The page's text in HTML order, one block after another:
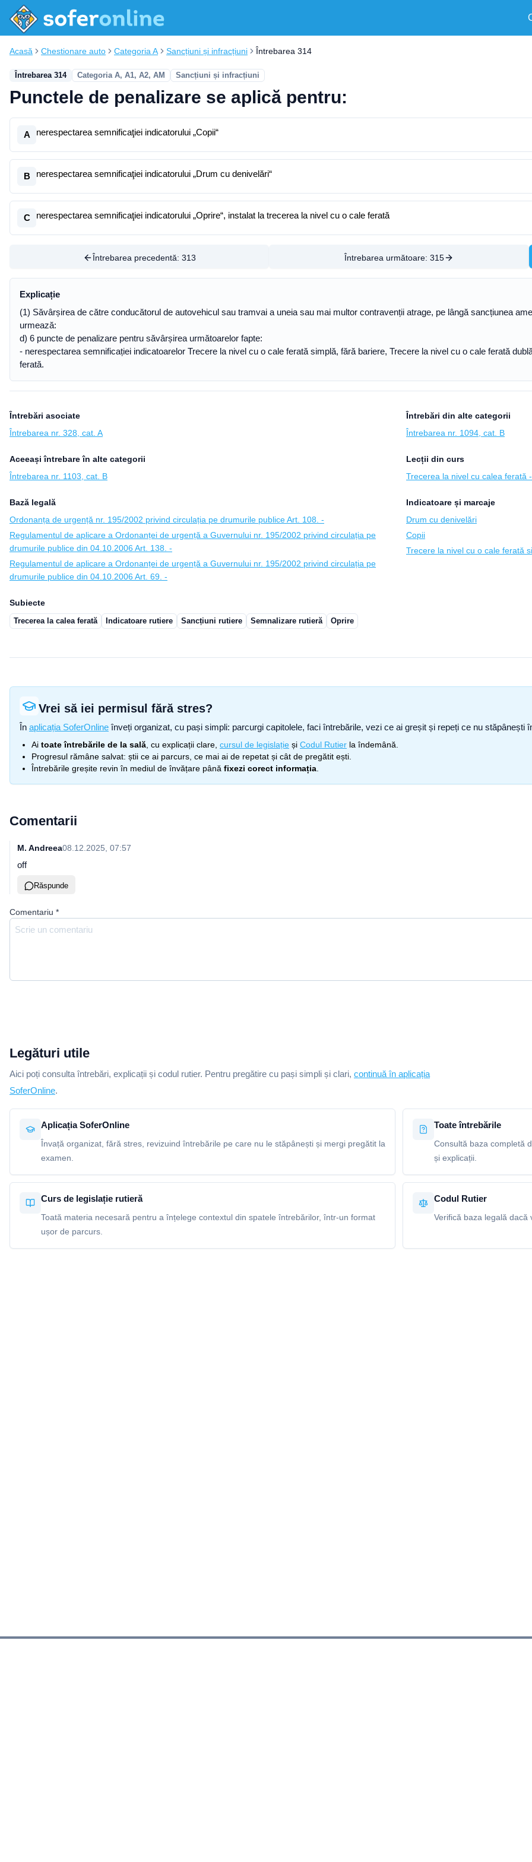
Acasă Chestionare auto Categoria A Sancțiuni și infracțiuni Întrebarea 314
Întrebarea 314 Categoria A, A1, A2, AM Sancțiuni și infracțiuni
Punctele de penalizare se aplică pentru:
A nerespectarea semnificaţiei indicatorului „Copii“
B nerespectarea semnificaţiei indicatorului „Drum cu denivelări“
C nerespectarea semnificaţiei indicatorului „Oprire“, instalat la trecerea la nivel cu o cale ferată
Întrebarea precedentă: 313 Întrebarea următoare: 315
Explicație
(1) Săvârșirea de către conducătorul de autovehicul sau tramvai a uneia sau mai multor contravenții atrage, pe lângă sancțiunea
urmează:
d) 6 puncte de penalizare pentru săvârșirea următoarelor fapte:
- nerespectarea semnificației indicatoarelor Trecere la nivel cu o cale ferată simplă, fără bariere, Trecere la nivel cu o cale ferată
ferată.
Întrebări asociate
Întrebarea nr. 328, cat. A
Întrebări din alte categorii
Întrebarea nr. 1094, cat. B
Aceeași întrebare în alte categorii
Întrebarea nr. 1103, cat. B
Lecții din curs
Trecerea la nivel cu calea ferată
Bază legală
Ordonanța de urgență nr. 195/2002 privind circulația pe drumurile publice Art. 108. -
Regulamentul de aplicare a Ordonanței de urgență a Guvernului nr. 195/2002 privind circulația pe
drumurile publice din 04.10.2006 Art. 138. -
Regulamentul de aplicare a Ordonanței de urgență a Guvernului nr. 195/2002 privind circulația pe
drumurile publice din 04.10.2006 Art. 69. -
Indicatoare și marcaje
Drum cu denivelări
Copii
Trecere la nivel cu o cale ferată
Subiecte
Trecerea la calea ferată Indicatoare rutiere Sancțiuni rutiere Semnalizare rutieră Oprire
Vrei să iei permisul fără stres?
În aplicația SoferOnline înveți organizat, cu pași simpli: parcurgi capitolele, faci întrebările, vezi ce ai greșit și repeți ce nu
Ai toate întrebările de la sală , cu explicații clare, cursul de legislație și Codul Rutier la îndemână.
Progresul rămâne salvat: știi ce ai parcurs, ce mai ai de repetat și cât de pregătit ești.
Întrebările greșite revin în mediul de învățare până fixezi corect informația
Comentarii
M. Andreea08.12.2025, 07:57
off
Răspunde
Comentariu *
Legături utile
Aici poți consulta întrebări, explicații și codul rutier. Pentru pregătire cu pași simpli și clari, continuă în aplicația
SoferOnline.
Aplicația SoferOnline
Învață organizat, fără stres, revizuind întrebările pe care nu le stăpânești și mergi pregătit la
examen.
Toate întrebările
Consultă baza completă
și explicații.
Curs de legislație rutieră
Toată materia necesară pentru a înțelege contextul din spatele întrebărilor, într-un format
ușor de parcurs.
Codul Rutier
Verifică baza legală dacă